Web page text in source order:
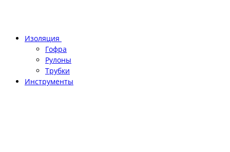
Изоляция
Гофра
Рулоны
Трубки
Инструменты